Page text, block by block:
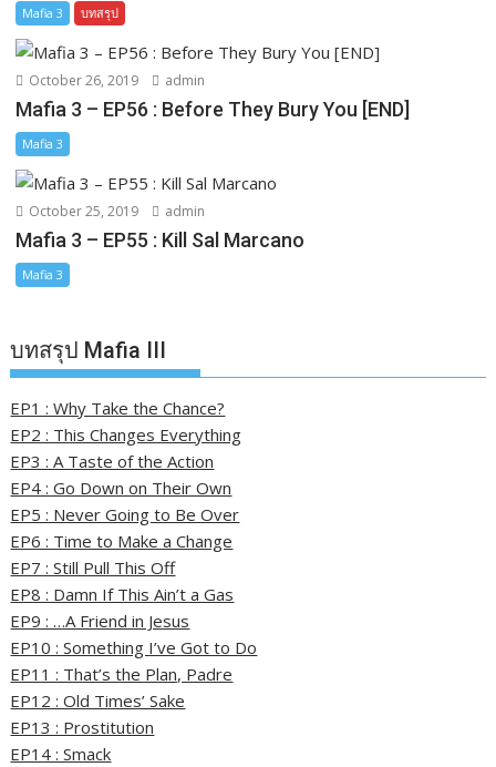
Mafia 3 บทสรุป
October 26, 2019 admin
Mafia 3 – EP56 : Before They Bury You [END]
Mafia 3
October 25, 2019 admin
Mafia 3 – EP55 : Kill Sal Marcano
Mafia 3
บทสรุป Mafia III
EP1 : Why Take the Chance?
EP2 : This Changes Everything
EP3 : A Taste of the Action
EP4 : Go Down on Their Own
EP5 : Never Going to Be Over
EP6 : Time to Make a Change
EP7 : Still Pull This Off
EP8 : Damn If This Ain’t a Gas
EP9 : …A Friend in Jesus
EP10 : Something I’ve Got to Do
EP11 : That’s the Plan, Padre
EP12 : Old Times’ Sake
EP13 : Prostitution
EP14 : Smack